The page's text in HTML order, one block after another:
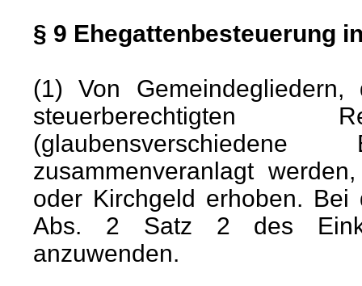
§ 9 Ehegattenbesteuerung
(1) Von
steuerberechtigten
zusammenveranlagt
oder Kirchgeld erhoben.
Abs. 2 Satz 2 des
anzuwenden.